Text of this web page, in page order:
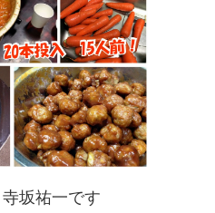
坂祐一です